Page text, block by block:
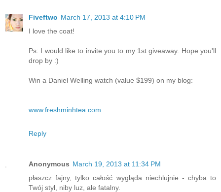
Fiveftwo March 17, 2013 at 4:10 PM
I love the coat!
Ps: I would like to invite you to my 1st giveaway. Hope you'll
drop by :)
Win a Daniel Welling watch (value $199) on my blog:
www.freshminhtea.com
Reply
Anonymous March 19, 2013 at 11:34 PM
płaszcz fajny, tylko całość wygląda niechlujnie - chyba to
Twój styl, niby luz, ale fatalny.